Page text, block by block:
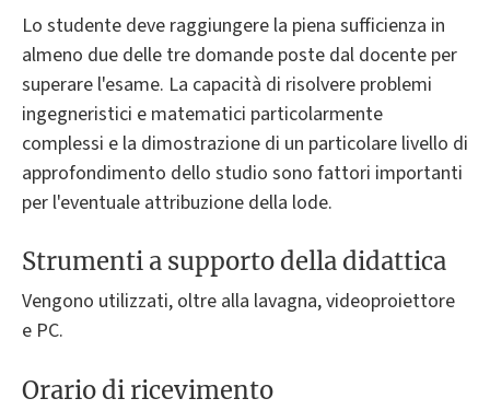
Lo studente deve raggiungere la piena sufficienza in
almeno due delle tre domande poste dal docente per
superare l'esame. La capacità di risolvere problemi
ingegneristici e matematici particolarmente
complessi e la dimostrazione di un particolare livello di
approfondimento dello studio sono fattori importanti
per l'eventuale attribuzione della lode.
Strumenti a supporto della didattica
Vengono utilizzati, oltre alla lavagna, videoproiettore
e PC.
Orario di ricevimento